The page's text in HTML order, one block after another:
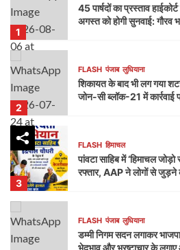
1
45 पार्षदों का प्रस्ताव
अगस्त को होगी सुनवाई: गौरव
2
FLASH पंजाब लुधियाना
शिकायत के बाद भी लग गया
जोन-सी ब्लॉक-21 में कार्रवाई
3
FLASH हिमाचल
पांवटा साहिब में ‘हिमाचल
रफ्तार, AAP ने लोगों से जुड़ने
FLASH पंजाब लुधियाना
डम्मी निगम सदन लगाकर
भेदभाव और भ्रष्टाचार के लगाए